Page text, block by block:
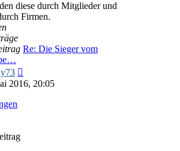
diese durch Mitglieder und
Firmen.
Re: Die Sieger vom
Beitrag
2016, 20:05